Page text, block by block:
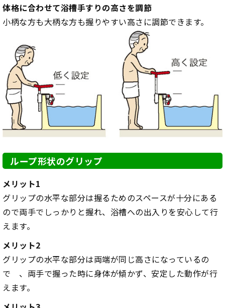
体格に合わせて浴槽手すりの高さを調節
小柄な方も大柄な方も握りやすい高さに調節できます。
ループ形状のグリップ
メリット1
グリップの水平な部分は握るためのスペースが十分にある
ので両手でしっかりと握れ、浴槽への出入りを安心して行
えます。
メリット2
グリップの水平な部分は両端が同じ高さになっているの
で 、両手で握った時に身体が傾かず、安定した動作が行
えます。